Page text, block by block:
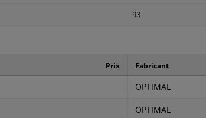
93
Prix Fabricant
OPTIMAL
OPTIMAL